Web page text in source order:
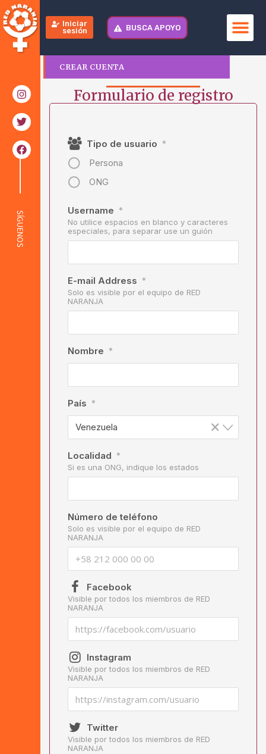
Iniciar
sesión
BUSCA APOYO
SÍGUENOS
CREAR CUENTA
Formulario de registro
Tipo de usuario *
Persona
ONG
Username *
No utilice espacios en blanco y caracteres
especiales, para separar use un guión
E-mail Address *
Solo es visible por el equipo de RED
NARANJA
Nombre *
País *
×
Venezuela
Localidad *
Si es una ONG, indique los estados
Número de teléfono
Solo es visible por el equipo de RED
NARANJA
Facebook
Visible por todos los miembros de RED
NARANJA
Instagram
Visible por todos los miembros de RED
NARANJA
Twitter
Visible por todos los miembros de RED
NARANJA